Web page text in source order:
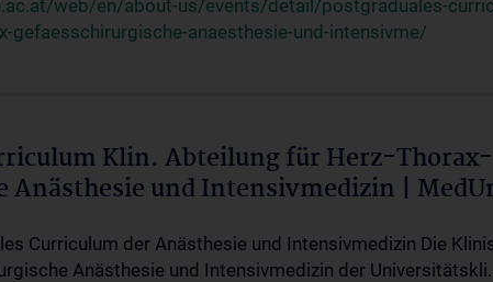
web/en/about-us/events/detail/postgraduales-
gefaesschirurgische-anaesthesie-und-intensivme/
Klin. Abteilung für Herz-Thorax-
Anästhesie und Intensivmedizin |
Curriculum der Anästhesie und Intensivmedizin Die
Anästhesie und Intensivmedizin der